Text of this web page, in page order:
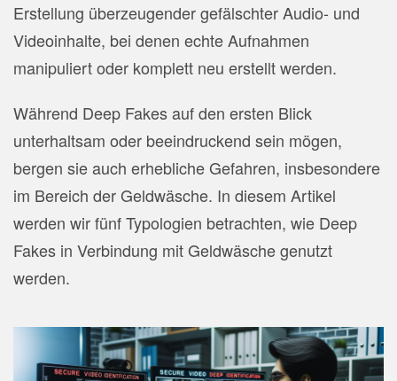
Erstellung überzeugender gefälschter Audio- und
Videoinhalte, bei denen echte Aufnahmen
manipuliert oder komplett neu erstellt werden.
Während Deep Fakes auf den ersten Blick
unterhaltsam oder beeindruckend sein mögen,
bergen sie auch erhebliche Gefahren, insbesondere
im Bereich der Geldwäsche. In diesem Artikel
werden wir fünf Typologien betrachten, wie Deep
Fakes in Verbindung mit Geldwäsche genutzt
werden.